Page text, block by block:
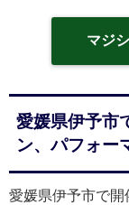
マジ
愛媛県伊予市
ン、パフォー
愛媛県伊予市で開